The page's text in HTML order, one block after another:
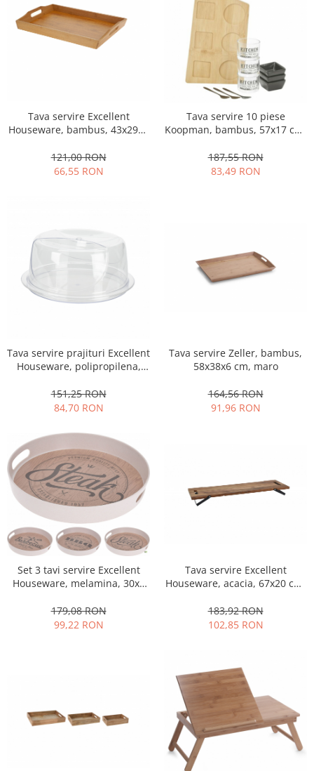
Tava servire Excellent
Houseware, bambus, 43x29x5
121,00 RON
66,55 RON
Tava servire 10 piese
Koopman, bambus, 57x17 cm,
187,55 RON
83,49 RON
Tava servire prajituri Excellent
Houseware, polipropilena,
151,25 RON
84,70 RON
Tava servire Zeller, bambus,
58x38x6 cm, maro
164,56 RON
91,96 RON
Set 3 tavi servire Excellent
Houseware, melamina, 30x4
179,08 RON
99,22 RON
Tava servire Excellent
Houseware, acacia, 67x20 cm,
183,92 RON
102,85 RON